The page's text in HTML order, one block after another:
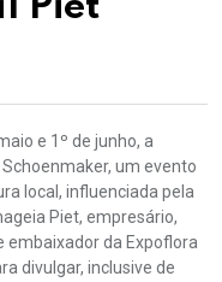
e 1º de junho, a
um evento
local, influenciada pela
Piet, empresário,
embaixador da Expoflora
divulgar, inclusive de